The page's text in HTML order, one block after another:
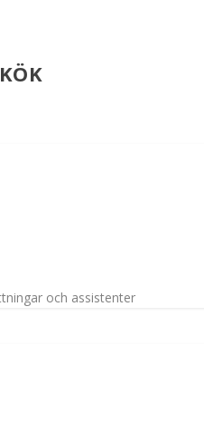
och assistenter